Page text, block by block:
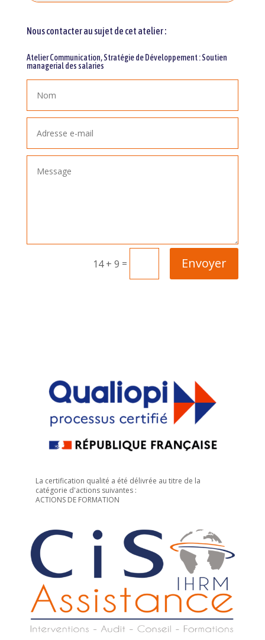
Nous contacter au sujet de cet atelier :
Atelier Communication, Stratégie de Développement : Soutien
managerial des salaries
14 + 9 = Envoyer
La certification qualité a été délivrée au titre de la
catégorie d'actions suivantes :
ACTIONS DE FORMATION